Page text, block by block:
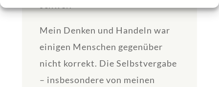
Mein Denken und Handeln war
einigen Menschen gegenüber
nicht korrekt. Die Selbstvergabe
– insbesondere von meinen